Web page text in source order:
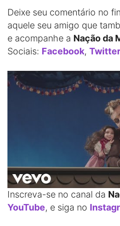
Deixe seu comentário no
aquele seu amigo que
e acompanhe a Nação da
Sociais: Facebook, Twitter
Inscreva-se no canal da
YouTube, e siga no